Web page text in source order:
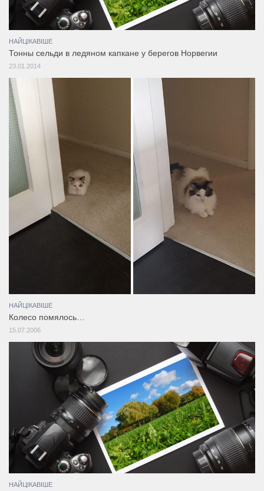
НАЙЦІКАВІШЕ
Тонны сельди в ледяном капкане у берегов Норвегии
23.01.2014
НАЙЦІКАВІШЕ
Колесо помялось…
15.07.2006
НАЙЦІКАВІШЕ